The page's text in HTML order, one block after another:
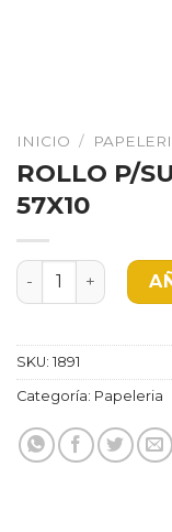
INICIO /
ROLLO P/
57X10
ROLLO P/
SKU: 1891
Categoría: Papeleria